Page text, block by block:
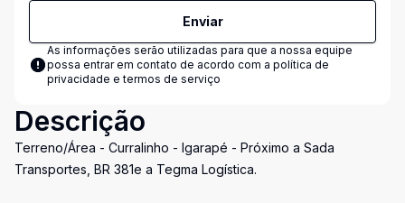
Enviar
As informações serão utilizadas para que a nossa equipe
possa entrar em contato de acordo com a política de
privacidade e termos de serviço
Descrição
Terreno/Área - Curralinho - Igarapé - Próximo a Sada
Transportes, BR 381e a Tegma Logística.